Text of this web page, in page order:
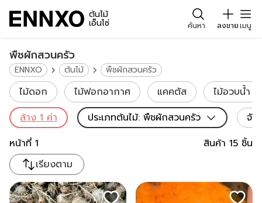
ต้นไม้
เอ็นโซ่ ค้นหา ลงขายเมนู
พืชผักสวนครัว
ENNXO ต้นไม้ พืชผักสวนครัว
ไม้ดอก ไม้ฟอกอากาศ แคคตัส ไม้อวบน้ำ
หน้าที่ 1 สินค้า 15 ชิ้น
เรียงตาม
ล้าง1ค่า ประเภทต้นไม้: พืชผักสวนครัว จัง